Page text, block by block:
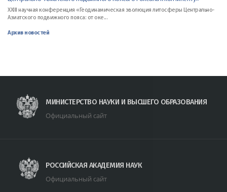
XXIII научная конференция «Геодинамическая эволюция литосферы Центрально-
Азиатского подвижного пояса: от оке...
Архив новостей
МИНИСТЕРСТВО НАУКИ И ВЫСШЕГО ОБРАЗОВАНИЯ
Официальный сайт
РОССИЙСКАЯ АКАДЕМИЯ НАУК
Официальный сайт